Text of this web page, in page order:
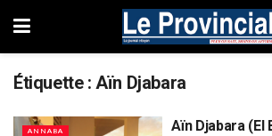
Étiquette :Aïn Djabara
ANNABA
Aïn Djabara (El